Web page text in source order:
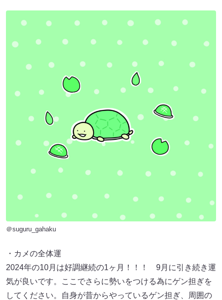
＠suguru_gahaku
・カメの全体運
2024年の10月は好調継続の1ヶ月！！！ 9月に引き続き運
気が良いです。ここでさらに勢いをつける為にゲン担ぎを
してください。自身が昔からやっているゲン担ぎ、周囲の